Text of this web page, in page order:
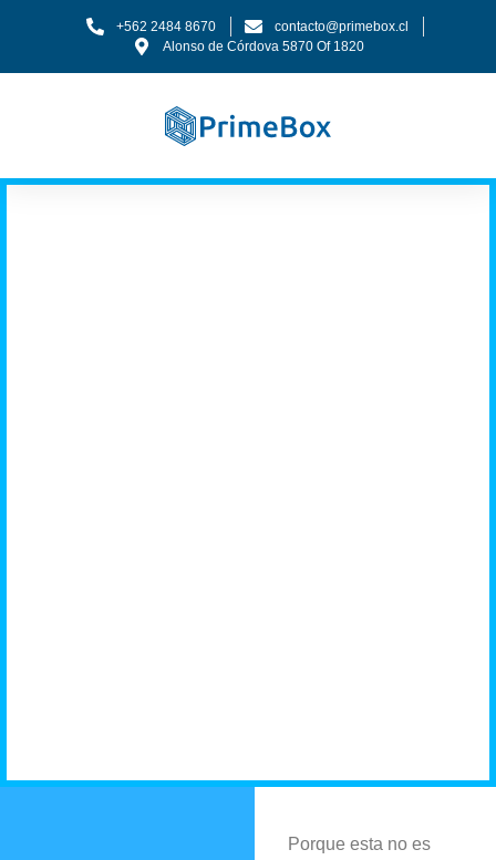
+562 2484 8670
contacto@primebox.cl
Alonso de Córdova 5870 Of 1820
Porque esta no es